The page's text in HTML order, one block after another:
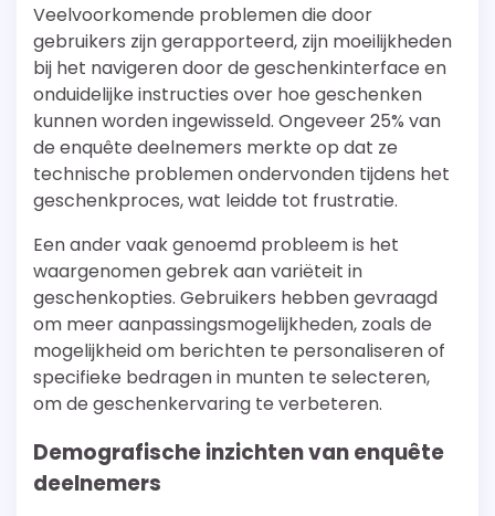
Veelvoorkomende problemen die door
gebruikers zijn gerapporteerd, zijn moeilijkheden
bij het navigeren door de geschenkinterface en
onduidelijke instructies over hoe geschenken
kunnen worden ingewisseld. Ongeveer 25% van
de enquête deelnemers merkte op dat ze
technische problemen ondervonden tijdens het
geschenkproces, wat leidde tot frustratie.
Een ander vaak genoemd probleem is het
waargenomen gebrek aan variëteit in
geschenkopties. Gebruikers hebben gevraagd
om meer aanpassingsmogelijkheden, zoals de
mogelijkheid om berichten te personaliseren of
specifieke bedragen in munten te selecteren,
om de geschenkervaring te verbeteren.
Demografische inzichten van enquête
deelnemers